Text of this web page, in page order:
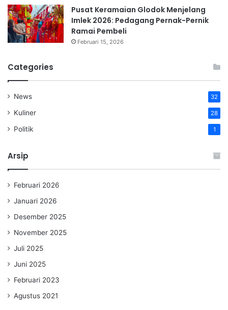
Pusat Keramaian Glodok Menjelang
Imlek 2026: Pedagang Pernak-Pernik
Ramai Pembeli
Februari 15, 2026
Categories
News 32
Kuliner 28
Politik 1
Arsip
Februari 2026
Januari 2026
Desember 2025
November 2025
Juli 2025
Juni 2025
Februari 2023
Agustus 2021